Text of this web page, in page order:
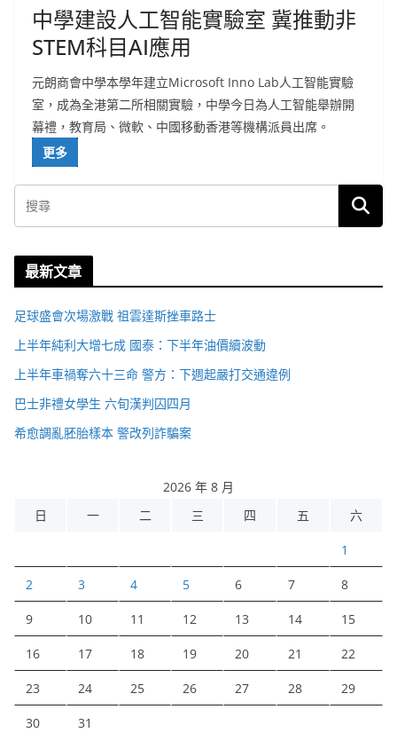
中學建設人工智能實驗室 冀推動非
STEM科目AI應用
元朗商會中學本學年建立Microsoft Inno Lab人工智能實驗
室，成為全港第二所相關實驗，中學今日為人工智能舉辦開
幕禮，教育局、微軟、中國移動香港等機構派員出席。
更多
最新文章
足球盛會次場激戰 祖雲達斯挫車路士
上半年純利大增七成 國泰：下半年油價續波動
上半年車禍奪六十三命 警方：下週起嚴打交通違例
巴士非禮女學生 六旬漢判囚四月
希愈調亂胚胎樣本 警改列詐騙案
2026 年 8 月
日
一 二 三 四 五 六
1
2 3 4 5 6 7 8
9 10 11 12 13 14 15
16 17 18 19 20 21 22
23 24 25 26 27 28 29
30 31